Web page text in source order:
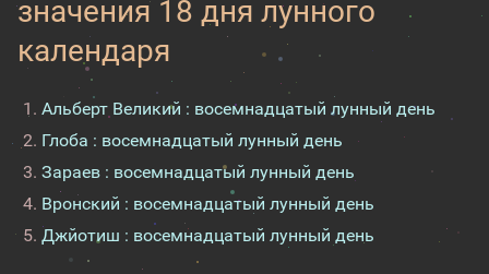
значения 18 дня лунного
календаря
Альберт Великий : восемнадцатый лунный день
Глоба : восемнадцатый лунный день
Зараев : восемнадцатый лунный день
Вронский : восемнадцатый лунный день
Джйотиш : восемнадцатый лунный день